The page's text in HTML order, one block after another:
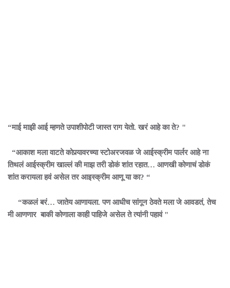
“माई माझी आई म्हणते उपाशीपोटी जास्त राग येतो. खरं आहे का ते? "
“आकाश मला वाटते कोपर्‍यावरच्या स्टोअरजवळ जे आईस्क्रीम पार्लर आहे ना
तिथलं आईस्क्रीम खाल्लं की माझ तरी डोकं शांत रहात… आणखी कोणाचं डोकं
शांत करायला हवं असेल तर आइस्क्रीम आणू या का? “
“कळलं बरं… जातेय आणायला. पण आधीच सांगून ठेवते मला जे आवडतं, तेच
मी आणणार बाकी कोणाला काही पाहिजे असेल ते त्यांनी पहावं "